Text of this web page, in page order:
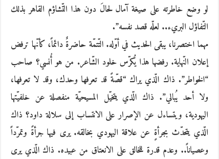
لو وضع خاطرته على صيغة آمال لحالَ دون هذا التّشاؤم القاهر بذلك
التّفاؤل البريء.. لعلّه قصد نفسه”.
مهما اختصرنا، يبقى الحديث في أوّله. التّتمّة حاضرةٌ دائماً، كأنّها ترفض
إعلان النّهاية. رفضها هذا يُكرّس خلود الشّاعر. من هو أُنسي؟ صاحب
“الخواطر”. ذاك الّذي يراك “قصّةً قد تعرفها وحدك، وقد لا تعرفها،
ولا أحد يُبالي”. ذاك الّذي يتخيّل المسيحيّة منفصلة عن خلفيّتها
اليهودية، ويتساءل عن الإصرار على الانتساب إلى سلالة داود؟ ذاك
الّذي يتحدّث بجرأةٍ عن علاقة اليهودي بخالقه. يرى فيها جرأةً وتمرّداً
وعصياناً.. وعدم قدرة للخالق على الانعتاق من عبيده. ذاك الّذي يرى